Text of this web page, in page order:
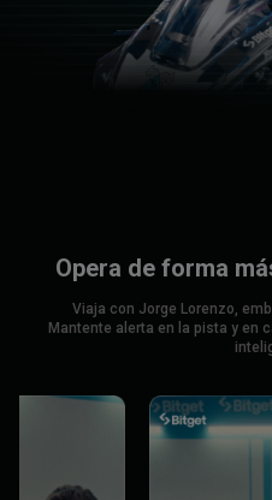
Opera de forma
Viaja con Jorge Lorenzo,
Mantente alerta en la pista y en